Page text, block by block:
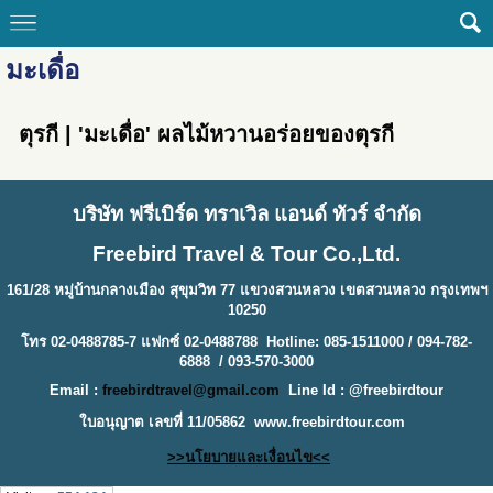
มะเดื่อ
ตุรกี | 'มะเดื่อ' ผลไม้หวานอร่อยของตุรกี
บริษัท ฟรีเบิร์ด ทราเวิล แอนด์ ทัวร์ จำกัด
Freebird Travel & Tour Co.,Ltd.
161/28 หมู่บ้านกลางเมือง สุขุมวิท 77 แขวงสวนหลวง เขตสวนหลวง กรุงเทพฯ
10250
โทร 02-0488785-7 แฟกซ์ 02-0488788 Hotline: 085-1511000 / 094-782-
6888 / 093-570-3000
Email : freebirdtravel@gmail.com
Line Id : @freebirdtour
ใบอนุญาต เลขที่ 11/05862 www.freebirdtour.com
>>นโยบายและเงื่อนไข<<